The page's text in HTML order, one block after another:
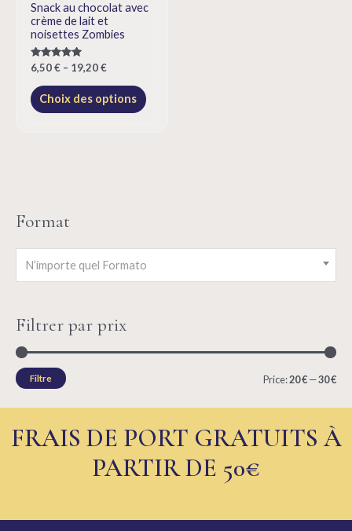
Format
N’importe quel Formato
Filtrer par prix
M
p
c
M
p
c
Filtre Price:20 €—30 €
Snack au chocolat avec
crème de lait et
noisettes Zombies
Rated
5.00
out of 5
6,50€– 19,20€
Choix des options
FRAIS DE PORT GRATUITS À
PARTIR DE 50€